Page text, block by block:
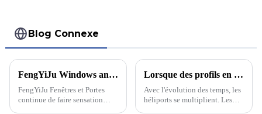
Blog Connexe
FengYiJu Windows and Doors, un acteur leader sur le marché des fenêtres et portes haut de gamme !
FengYiJu Fenêtres et Portes
continue de faire sensation
Lorsque des profils en aluminium sont combinés, pensez-vous qu'il s'agit d'un filet de sécurité pour périmètre d'héliport ?
Avec l'évolution des temps, les
héliports se multiplient. Les